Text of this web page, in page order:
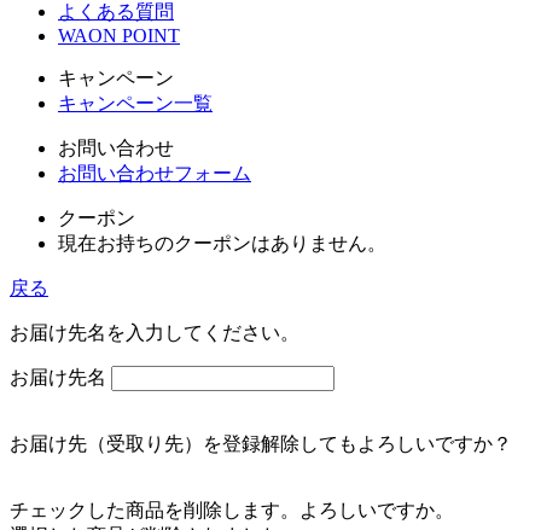
よくある質問
WAON POINT
キャンペーン
キャンペーン一覧
お問い合わせ
お問い合わせフォーム
クーポン
現在お持ちのクーポンはありません。
戻る
お届け先名を入力してください。
お届け先名
お届け先（受取り先）を登録解除してもよろしいですか？
チェックした商品を削除します。よろしいですか。